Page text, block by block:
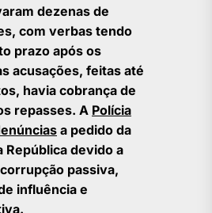
dezenas de
com verbas tendo
prazo após os
acusações, feitas até
havia cobrança de
repasses. A Polícia
a pedido da
República devido a
passiva,
influência e